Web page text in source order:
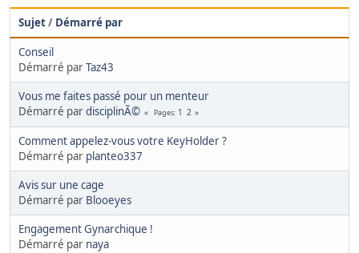
Sujet/ Démarré par
Conseil
Démarré parTaz43
Vous me faites passé pour un menteur
Démarré pardisciplinÃ© Pages 1 2
Comment appelez-vous votre KeyHolder ?
Démarré par planteo337
Avis sur une cage
Démarré par Blooeyes
Engagement Gynarchique !
Démarré par naya